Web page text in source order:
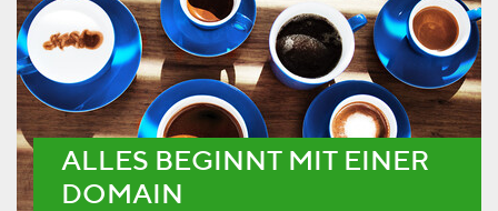
News
über EDIS
ALLES BEGINNT MIT EINER
DOMAIN